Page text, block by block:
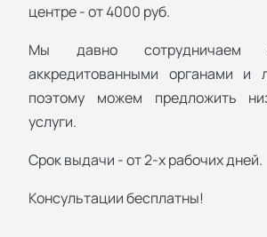
центре - от 4000 руб.
Мы давно сотрудничаем
аккредитованными органами и
поэтому можем предложить
услуги.
Срок выдачи - от 2-х рабочих дней.
Консультации бесплатны!